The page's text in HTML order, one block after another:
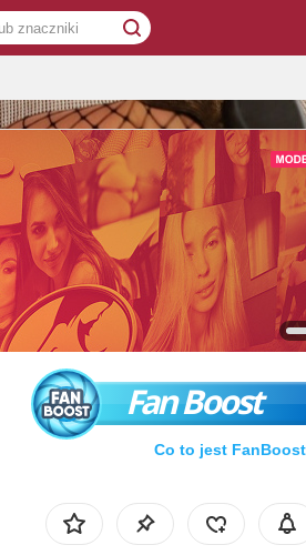
Fan Boost
Co to jest